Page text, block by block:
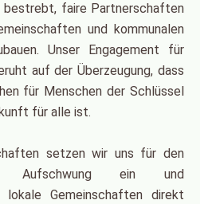
bestrebt, faire Partnerschaften
und kommunalen
Unser Engagement für
auf der Überzeugung, dass
für Menschen der Schlüssel
für alle ist.
setzen wir uns für den
Aufschwung ein und
lokale Gemeinschaften direkt